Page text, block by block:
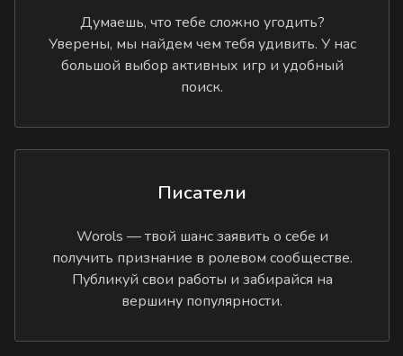
Думаешь, что тебе сложно угодить?
Уверены, мы найдем чем тебя удивить. У нас
большой выбор активных игр и удобный
поиск.
Писатели
Worols — твой шанс заявить о себе и
получить признание в ролевом сообществе.
Публикуй свои работы и забирайся на
вершину популярности.